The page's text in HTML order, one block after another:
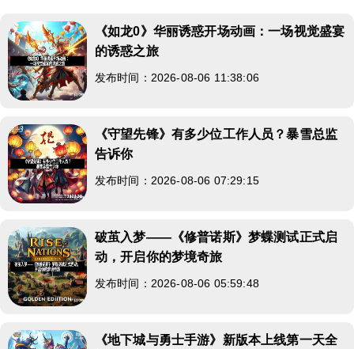
《如龙0》华丽诱惑开场动画：一场视觉盛宴
的诱惑之旅
发布时间：2026-08-06 11:38:06
《守望先锋》有多少位工作人员？暴雪总监
告诉你
发布时间：2026-08-06 07:29:15
破茧入梦——《修普诺斯》梦蝶测试正式启
动，开启你的梦境奇旅
发布时间：2026-08-06 05:59:48
《地下城与勇士手游》新版本上线第一天全